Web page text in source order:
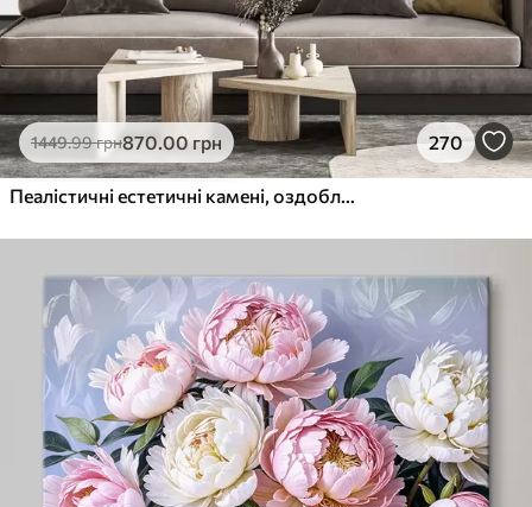
1449.99грн870.00 грн 270
Пеалістичні естетичні камені, оздоблення будинку, природне освітлення